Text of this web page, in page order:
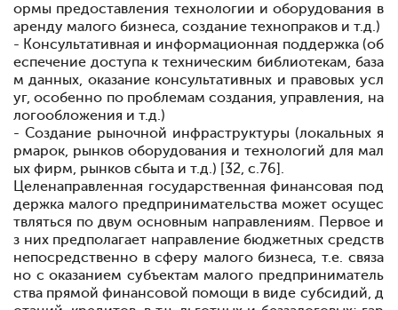
ормы предоставления технологии и оборудования в
аренду малого бизнеса, создание технопраков и т.д.)
- Консультативная и информационная поддержка (об
еспечение доступа к техническим библиотекам, база
м данных, оказание консультативных и правовых усл
уг, особенно по проблемам создания, управления, на
логообложения и т.д.)
- Создание рыночной инфраструктуры (локальных я
рмарок, рынков оборудования и технологий для мал
ых фирм, рынков сбыта и т.д.) [32, с.76].
Целенаправленная государственная финансовая под
держка малого предпринимательства может осущес
твляться по двум основным направлениям. Первое и
з них предполагает направление бюджетных средств
непосредственно в сферу малого бизнеса, т.е. связа
но с оказанием субъектам малого предприниматель
ства прямой финансовой помощи в виде субсидий, д